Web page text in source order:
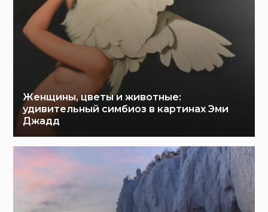
Женщины, цветы и животные:
удивительный симбиоз в картинах Эми
Джадд